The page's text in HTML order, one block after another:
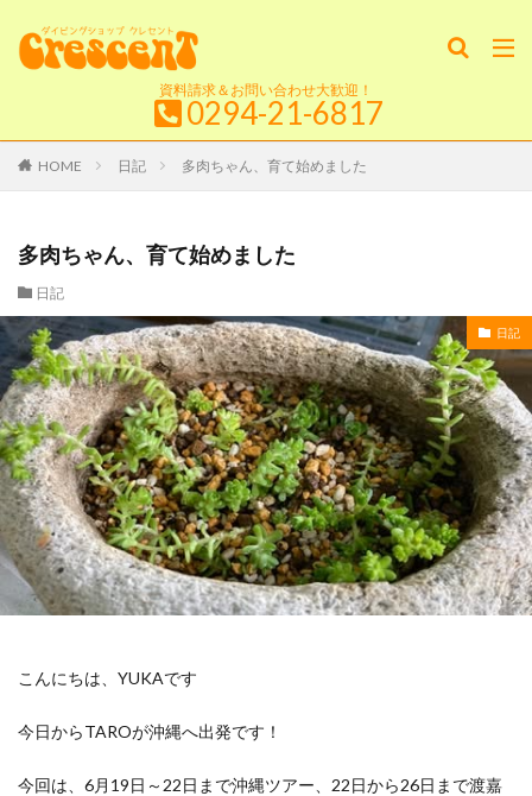
資料請求＆お問い合わせ大歓迎！
0294-21-6817
HOME 日記 多肉ちゃん、育て始めました
多肉ちゃん、育て始めました
日記
日記
こんにちは、YUKAです
今日からTAROが沖縄へ出発です！
今回は、6月19日～22日まで沖縄ツアー、22日から26日まで渡嘉